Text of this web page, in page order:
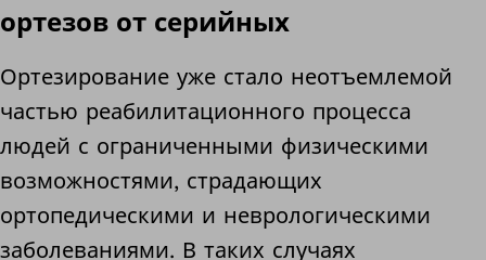
ортезов от серийных
Ортезирование уже стало неотъемлемой
частью реабилитационного процесса
людей с ограниченными физическими
возможностями, страдающих
ортопедическими и неврологическими
заболеваниями. В таких случаях